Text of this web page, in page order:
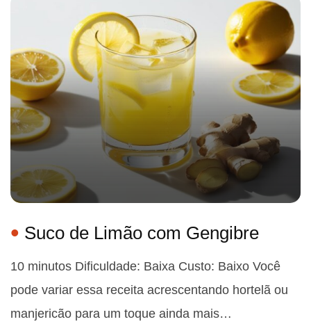
Suco de Limão com Gengibre
10 minutos Dificuldade: Baixa Custo: Baixo Você
pode variar essa receita acrescentando hortelã ou
manjericão para um toque ainda mais…